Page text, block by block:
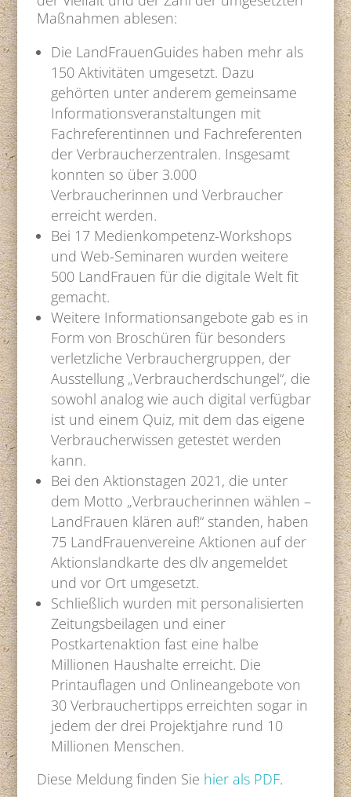
Maßnahmen ablesen:
Die LandFrauenGuides haben mehr als
150 Aktivitäten umgesetzt. Dazu
gehörten unter anderem gemeinsame
Informationsveranstaltungen mit
Fachreferentinnen und Fachreferenten
der Verbraucherzentralen. Insgesamt
konnten so über 3.000
Verbraucherinnen und Verbraucher
erreicht werden.
Bei 17 Medienkompetenz-Workshops
und Web-Seminaren wurden weitere
500 LandFrauen für die digitale Welt fit
gemacht.
Weitere Informationsangebote gab es in
Form von Broschüren für besonders
verletzliche Verbrauchergruppen, der
Ausstellung „Verbraucherdschungel“, die
sowohl analog wie auch digital verfügbar
ist und einem Quiz, mit dem das eigene
Verbraucherwissen getestet werden
kann.
Bei den Aktionstagen 2021, die unter
dem Motto „Verbraucherinnen wählen –
LandFrauen klären auf!“ standen, haben
75 LandFrauenvereine Aktionen auf der
Aktionslandkarte des dlv angemeldet
und vor Ort umgesetzt.
Schließlich wurden mit personalisierten
Zeitungsbeilagen und einer
Postkartenaktion fast eine halbe
Millionen Haushalte erreicht. Die
Printauflagen und Onlineangebote von
30 Verbrauchertipps erreichten sogar in
jedem der drei Projektjahre rund 10
Millionen Menschen.
Diese Meldung finden Sie hier als PDF.